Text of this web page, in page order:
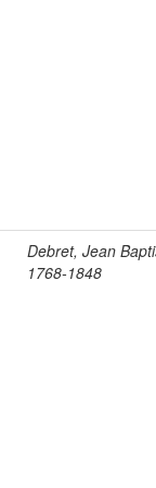
Debret, Jean
1768-1848